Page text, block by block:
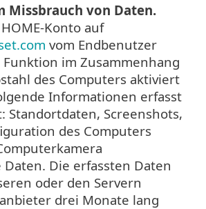
Missbrauch von Daten.
HOME-Konto auf
vom Endbenutzer
im Zusammenhang
des Computers aktiviert
Informationen erfasst
Standortdaten, Screenshots,
des Computers
Die erfassten Daten
oder den Servern
drei Monate lang